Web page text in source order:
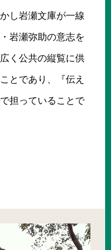
し岩瀬文庫が一線
岩瀬弥助の意志を
く公共の縦覧に供
とであり、『伝え
担っていることで